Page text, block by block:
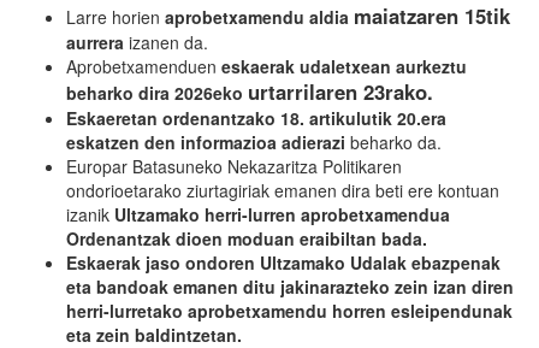
Larre horien aprobetxamendu aldia maiatzaren 15tik
aurrera izanen da.
Aprobetxamenduen eskaerak udaletxean aurkeztu
beharko dira 2026eko urtarrilaren 23rako.
Eskaeretan ordenantzako 18. artikulutik 20.era
eskatzen den informazioa adierazi beharko da.
Europar Batasuneko Nekazaritza Politikaren
ondorioetarako ziurtagiriak emanen dira beti ere kontuan
izanik Ultzamako herri-lurren aprobetxamendua
Ordenantzak dioen moduan eraibiltan bada.
Eskaerak jaso ondoren Ultzamako Udalak ebazpenak
eta bandoak emanen ditu jakinarazteko zein izan diren
herri-lurretako aprobetxamendu horren esleipendunak
eta zein baldintzetan.